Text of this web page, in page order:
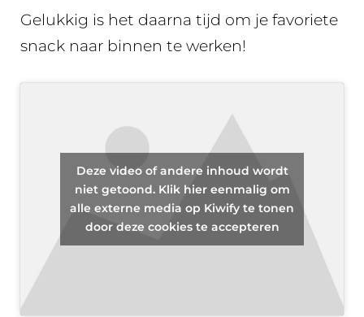
Gelukkig is het daarna tijd om je favoriete
snack naar binnen te werken!
Deze video of andere inhoud wordt
niet getoond. Klik hier eenmalig om
alle externe media op Kiwify te tonen
door deze cookies te accepteren